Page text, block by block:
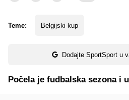
Teme: Belgijski kup
Dodajte SportSport u
Počela je fudbalska sezona i